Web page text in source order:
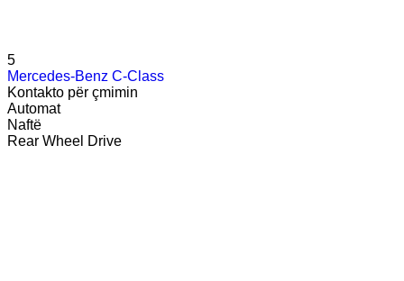
5
Mercedes-Benz C-Class
Kontakto për çmimin
Automat
Naftë
Rear Wheel Drive